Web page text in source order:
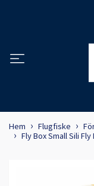
Hem Flugfiske
Fly Box Small Sili